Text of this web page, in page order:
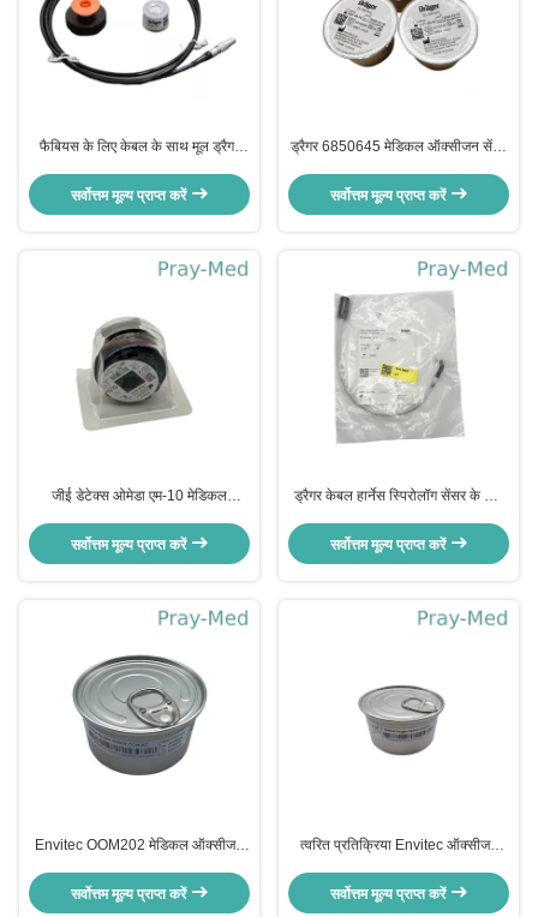
फैबियस के लिए केबल के साथ मूल ड्रैगर
हाउसिंग होल्डर
सर्वोत्तम मूल्य प्राप्त करें
ड्रैगर 6850645 मेडिकल ऑक्सीजन सेंसर
सर्वोत्तम मूल्य प्राप्त करें
जीई डेटेक्स ओमेडा एम-10 मेडिकल
सर्वोत्तम मूल्य प्राप्त करें
ड्रैगर केबल हार्नेस स्पिरोलॉग सेंसर के लिए
की वारंटी
सर्वोत्तम मूल्य प्राप्त करें
Envitec OOM202 मेडिकल ऑक्सीजन
PB840 3 पिन कनेक्टर
सर्वोत्तम मूल्य प्राप्त करें
त्वरित प्रतिक्रिया Envitec ऑक्सीजन
सेंसर 13 - 16 एमवी सिग्नल आउटपुट
सर्वोत्तम मूल्य प्राप्त करें